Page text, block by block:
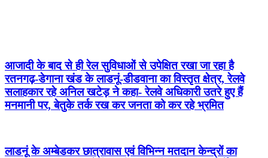
आजादी के बाद से ही रेल सुविधाओं से उपेक्षित रखा जा रहा है
रतनगढ़-डेगाना खंड के लाडनूं-डीडवाना का विस्तृत क्षेत्र, रेलवे
सलाहकार रहे अनिल खटेड़ ने कहा- रेलवे अधिकारी उतरे हुए हैं
मनमानी पर, बेतुके तर्क रख कर जनता को कर रहे भ्रमित
लाडनूं के अम्बेडकर छात्रावास एवं विभिन्न मतदान केन्द्रों का